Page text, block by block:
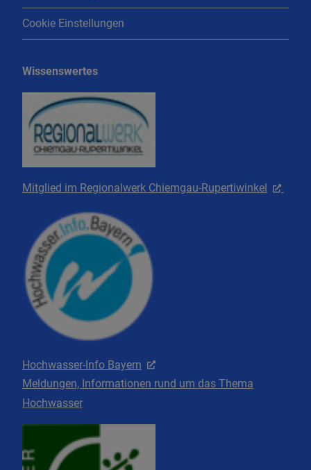
Cookie Einstellungen
Wissenswertes
Mitglied im Regionalwerk Chiemgau-Rupertiwinkel
Hochwasser-Info Bayern
Meldungen, Informationen rund um das Thema
Hochwasser